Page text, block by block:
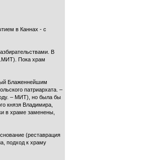
в Каннах - с
В
Пока храм
Блаженнейшим
патриархата. –
– МИТ), но была бы
князя Владимира,
в храме заменены,
(реставрация
подход к храму